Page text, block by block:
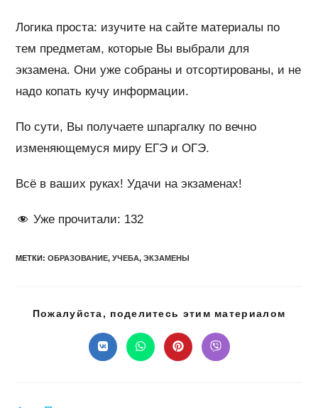
Логика проста: изучите на сайте материалы по
тем предметам, которые Вы выбрали для
экзамена. Они уже собраны и отсортированы, и не
надо копать кучу информации.
По сути, Вы получаете шпаргалку по вечно
изменяющемуся миру ЕГЭ и ОГЭ.
Всё в ваших руках! Удачи на экзаменах!
Уже прочитали: 132
МЕТКИ :ОБРАЗОВАНИЕ, УЧЕБА, ЭКЗАМЕНЫ
Пожалуйста, поделитесь этим материалом
Открывается
в
Открывается
в
Открывается
в
Открывается
в